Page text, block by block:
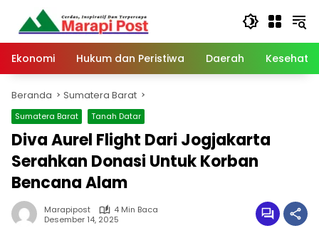
Langsung
konten
Ekonomi
Hukum dan Peristiwa Daerah
Beranda Sumatera Barat
Sumatera Barat Tanah Datar
Diva Aurel Flight Dari Jogjakarta
Serahkan Donasi Untuk Korban
Bencana Alam
Marapipost
4 Min Baca
Desember 14, 2025